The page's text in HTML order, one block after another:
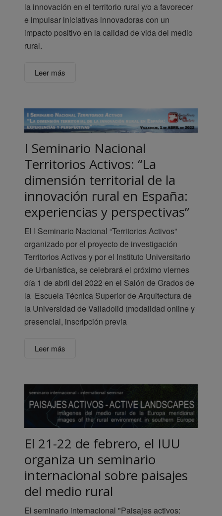
la innovación en el territorio rural y/o a favorecer
e impulsar iniciativas innovadoras con un
impacto positivo en la calidad de vida del medio
rural.
Leer más
I Seminario Nacional
Territorios Activos: “La
dimensión territorial de la
innovación rural en España:
experiencias y perspectivas”
El I Seminario Nacional “Territorios Activos”
organizado por el proyecto de investigación
Territorios Activos y por el Instituto Universitario
de Urbanística, se celebrará el próximo viernes
día 1 de abril del 2022 en el Salón de Grados de
la Escuela Técnica Superior de Arquitectura de
la Universidad de Valladolid (modalidad online y
presencial, inscripción previa
Leer más
El 21-22 de febrero, el IUU
organiza un seminario
internacional sobre paisajes
del medio rural
El seminario internacional "Paisajes activos: